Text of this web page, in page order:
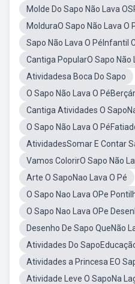
Molde Do Sapo Não Lava
MolduraO Sapo Não Lava O
Sapo Não Lava O PéInfantil
Cantiga PopularO Sapo Não
Atividadesa Boca Do Sapo
O Sapo Não Lava O
Cantiga Atividades O
O Sapo Não Lava O
AtividadesSomar E Contar
Vamos ColorirO Sapo Não
Arte O SapoNao Lava O Pé
O Sapo Nao Lava OPe
O Sapo Nao Lava OPe
Desenho De Sapo QueNão
Atividades Do
Atividades a Princesa EO
Atividade Leve O SapoNa